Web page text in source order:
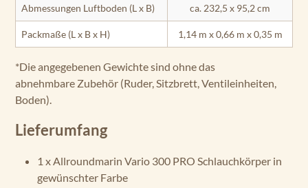
Abmessungen Luftboden (L x B) ca. 232,5 x 95,2 cm
Packmaße (L x B x H) 1,14 m x 0,66 m x 0,35 m
*Die angegebenen Gewichte sind ohne das
abnehmbare Zubehör (Ruder, Sitzbrett, Ventileinheiten,
Boden).
Lieferumfang
1 x Allroundmarin Vario 300 PRO Schlauchkörper in
gewünschter Farbe